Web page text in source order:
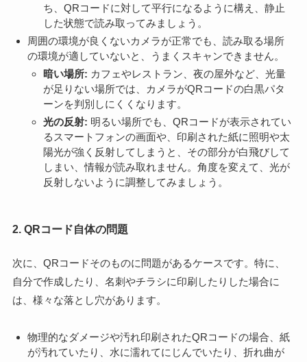
ち、QRコードに対して平行になるように構え、静止
した状態で読み取ってみましょう。
周囲の環境が良くないカメラが正常でも、読み取る場所
の環境が適していないと、うまくスキャンできません。
暗い場所: カフェやレストラン、夜の屋外など、光量
が足りない場所では、カメラがQRコードの白黒パタ
ーンを判別しにくくなります。
光の反射: 明るい場所でも、QRコードが表示されてい
るスマートフォンの画面や、印刷された紙に照明や太
陽光が強く反射してしまうと、その部分が白飛びして
しまい、情報が読み取れません。角度を変えて、光が
反射しないように調整してみましょう。
2. QRコード自体の問題
次に、QRコードそのものに問題があるケースです。特に、
自分で作成したり、名刺やチラシに印刷したりした場合に
は、様々な落とし穴があります。
物理的なダメージや汚れ印刷されたQRコードの場合、紙
が汚れていたり、水に濡れてにじんでいたり、折れ曲が